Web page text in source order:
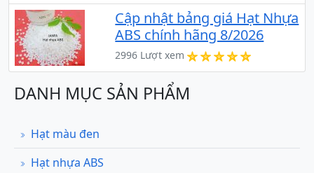
Cập nhật bảng giá Hạt Nhựa
ABS chính hãng 8/2026
2996 Lượt xem
DANH MỤC SẢN PHẨM
Hạt màu đen
Hạt nhựa ABS